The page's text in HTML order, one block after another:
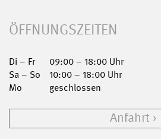
ÖFFNUNGSZEITEN
Di – Fr
09:00 – 18:00 Uhr
Sa – So
10:00 – 18:00 Uhr
Mo
geschlossen
Anfahrt